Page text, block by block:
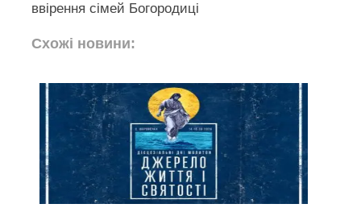
ввірення сімей Богородиці
Схожі новини: